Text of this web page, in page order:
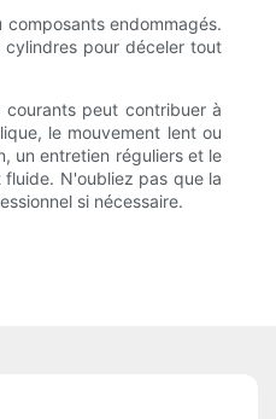
endommagés.
pour déceler tout
courants peut contribuer à
le mouvement lent ou
un entretien réguliers et le
N'oubliez pas que la
si nécessaire.